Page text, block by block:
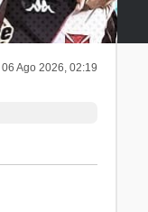
Ago 2026, 02:19